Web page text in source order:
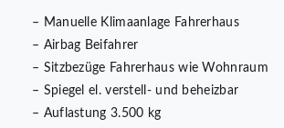
– Manuelle Klimaanlage Fahrerhaus
– Airbag Beifahrer
– Sitzbezüge Fahrerhaus wie Wohnraum
– Spiegel el. verstell- und beheizbar
– Auflastung 3.500 kg